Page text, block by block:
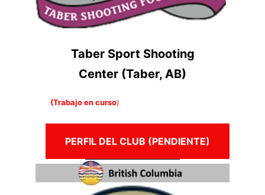
Taber Sport Shooting
Center (Taber, AB)
(Trabajo en curso)
PERFIL DEL CLUB (PENDIENTE)